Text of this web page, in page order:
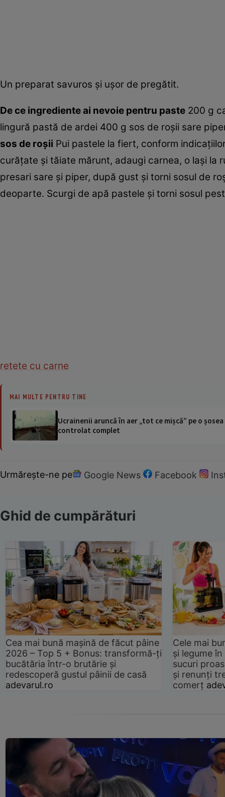
Un preparat savuros şi uşor de pregătit.
De ce ingrediente ai nevoie pentru paste 200 g
lingură pastă de ardei 400 g sos de roşii sare
sos de roşii Pui pastele la fiert, conform
curăţate şi tăiate mărunt, adaugi carnea, o laşi la
presari sare şi piper, după gust şi torni sosul de
deoparte. Scurgi de apă pastele şi torni sosul
retete cu carne
MAI MULTE PENTRU TINE
Ucrainenii aruncă în aer „tot ce mișcă” pe o
controlat complet
Urmărește-ne pe Google News Facebook
Ghid de cumpărături
Cea mai bună mașină de făcut pâine
2026 – Top 5 + Bonus: transformă-ți
bucătăria într-o brutărie și
redescoperă gustul pâinii de casă
adevarul.ro
Cele mai
și legume
sucuri
și renunți
comerț